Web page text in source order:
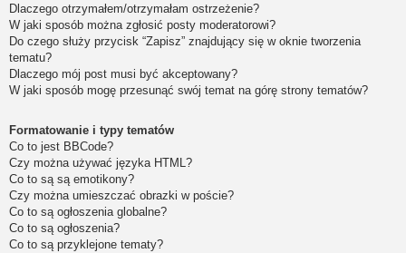
Dlaczego otrzymałem/otrzymałam ostrzeżenie?
W jaki sposób można zgłosić posty moderatorowi?
Do czego służy przycisk “Zapisz” znajdujący się w oknie tworzenia
tematu?
Dlaczego mój post musi być akceptowany?
W jaki sposób mogę przesunąć swój temat na górę strony tematów?
Formatowanie i typy tematów
Co to jest BBCode?
Czy można używać języka HTML?
Co to są są emotikony?
Czy można umieszczać obrazki w poście?
Co to są ogłoszenia globalne?
Co to są ogłoszenia?
Co to są przyklejone tematy?